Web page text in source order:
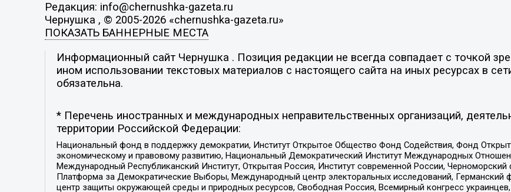
Редакция: info@chernushka-gazeta.ru
Чернушка , © 2005-2026 «chernushka-gazeta.ru»
ПОКАЗАТЬ БАННЕРНЫЕ МЕСТА
Информационный сайт Чернушка . Позиция редакции не всегда совпадает с точкой
ином использовании текстовых материалов с настоящего сайта на иных ресурсах в
обязательна.
* Перечень иностранных и международных неправительственных организаций,
территории Российской Федерации:
Национальный фонд в поддержку демократии, Институт Открытое Общество Фонд Содействия, Фонд
экономическому и правовому развитию, Национальный Демократический Институт Международных
Международный Республиканский Институт, Открытая Россия, Институт современной России, Черноморский
Платформа за Демократические Выборы, Международный центр электоральных исследований,
центр защиты окружающей среды и природных ресурсов, Свободная Россия, Всемирный конгресс